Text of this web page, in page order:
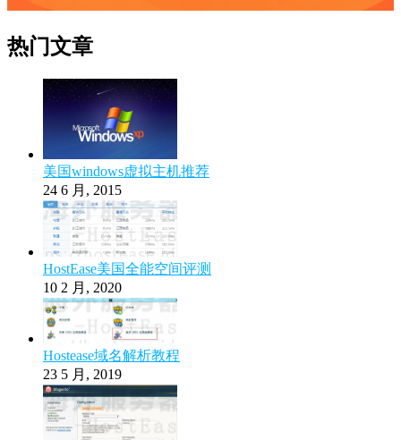
热门文章
美国windows虚拟主机推荐
24 6 月, 2015
HostEase美国全能空间评测
10 2 月, 2020
Hostease域名解析教程
23 5 月, 2019